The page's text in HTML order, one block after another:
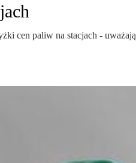
cen paliw na stacjach -